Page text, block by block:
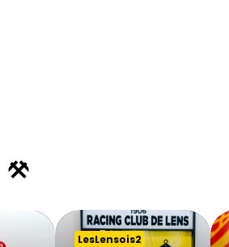
LesLensois2